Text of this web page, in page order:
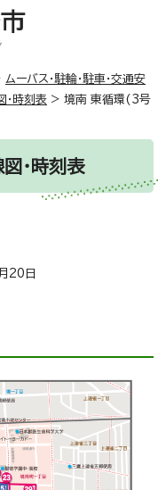
ムーバス・駐輪・駐車・交通安
時刻表 > 境南 東循環(3号
・時刻表
20日